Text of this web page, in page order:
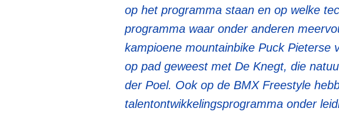
op het programma staan en op welke
programma waar onder anderen
kampioene mountainbike Puck Pieterse
op pad geweest met De Knegt, die
der Poel. Ook op de BMX Freestyle
talentontwikkelingsprogramma onder
BMX freestyle
Veldrijden
Pumptrack